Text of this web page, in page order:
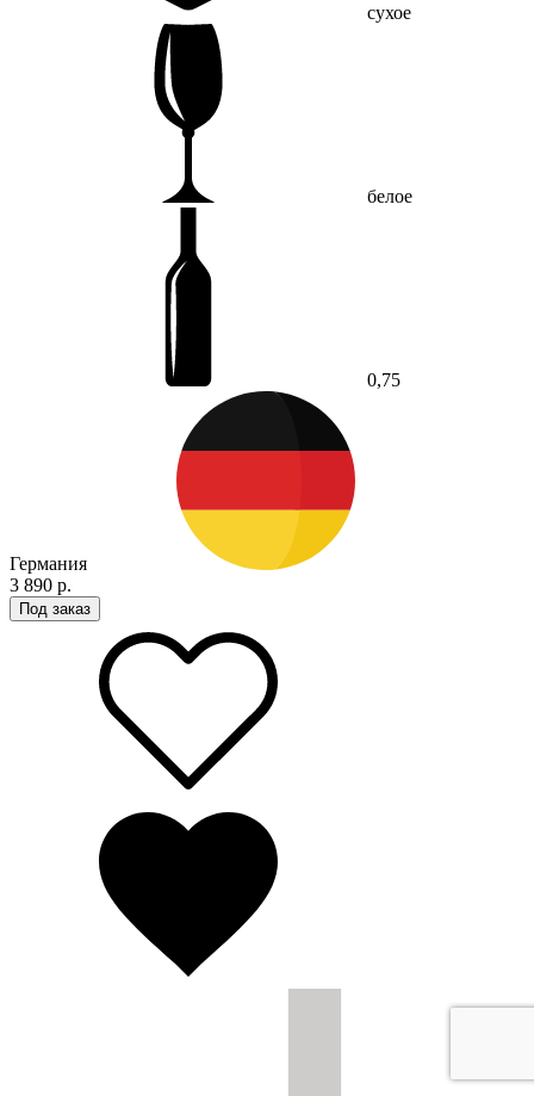
сухое
белое
0,75
Германия
3 890 р.
Под заказ